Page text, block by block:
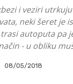
i veziri
neki šeret je
autoputa pa
- u obliku
08/05/2018